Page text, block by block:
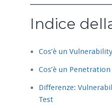
Indice
Cos’è un
Cos’è un
Differenze:
Test